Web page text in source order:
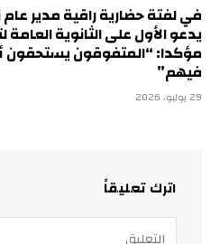
في لفتة حضارية راقية مدير عام
يدعو الأول على الثانوية
مؤكدا: “المتفوقون يستحقون
فيهم”
29 يوليو، 2026
اترك تعليقاً